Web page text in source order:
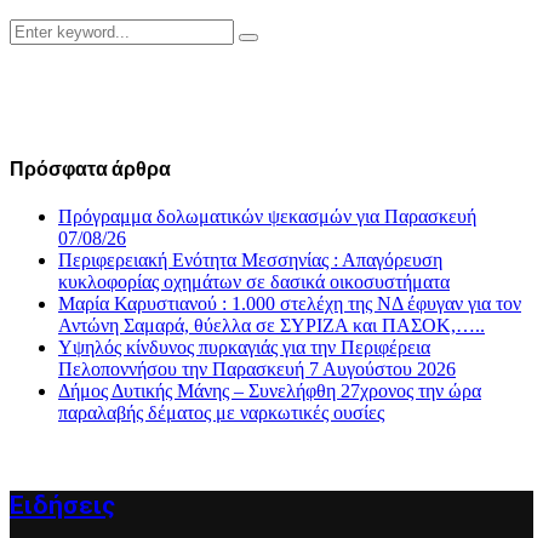
Search
for:
Search
Πρόσφατα άρθρα
Πρόγραμμα δολωματικών ψεκασμών για Παρασκευή
07/08/26
Περιφερειακή Ενότητα Μεσσηνίας : Απαγόρευση
κυκλοφορίας οχημάτων σε δασικά οικοσυστήματα
Μαρία Καρυστιανού : 1.000 στελέχη της ΝΔ έφυγαν για τον
Αντώνη Σαμαρά, θύελλα σε ΣΥΡΙΖΑ και ΠΑΣΟΚ,…..
Υψηλός κίνδυνος πυρκαγιάς για την Περιφέρεια
Πελοποννήσου την Παρασκευή 7 Αυγούστου 2026
Δήμος Δυτικής Μάνης – Συνελήφθη 27χρονος την ώρα
παραλαβής δέματος με ναρκωτικές ουσίες
Ειδήσεις